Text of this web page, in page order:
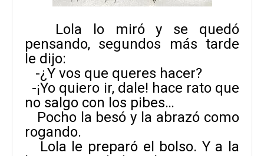
Lola lo miró y se quedó
pensando, segundos más tarde
le dijo:
-¿Y vos que queres hacer?
-¡Yo quiero ir, dale! hace rato que
no salgo con los pibes…
Pocho la besó y la abrazó como
rogando.
Lola le preparó el bolso. Y a la